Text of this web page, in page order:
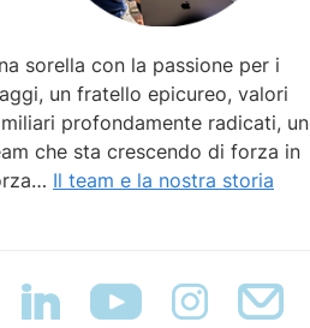
sorella con la passione per i
un fratello epicureo, valori
profondamente radicati, un
che sta crescendo di forza in
Il team e la nostra storia